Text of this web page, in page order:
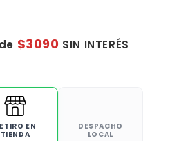
$3090 SIN INTERÉS
EN
TIENDA
DESPACHO
LOCAL